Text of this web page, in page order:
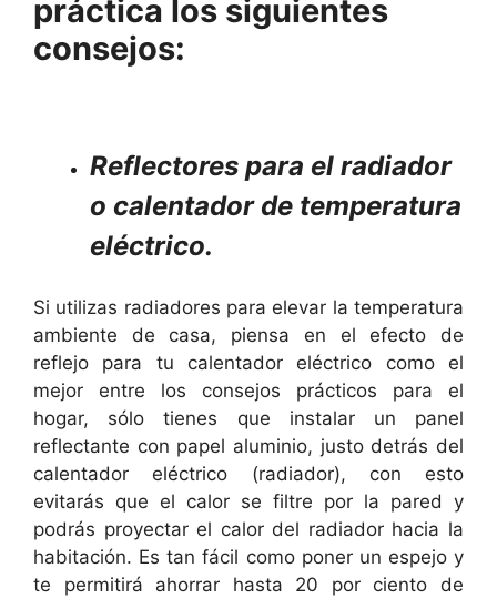
práctica los siguientes
consejos:
Reflectores para el radiador
o calentador de temperatura
eléctrico.
Si utilizas radiadores para elevar la temperatura
ambiente de casa, piensa en el efecto de
reflejo para tu calentador eléctrico como el
mejor entre los consejos prácticos para el
hogar, sólo tienes que instalar un panel
reflectante con papel aluminio, justo detrás del
calentador eléctrico (radiador), con esto
evitarás que el calor se filtre por la pared y
podrás proyectar el calor del radiador hacia la
habitación. Es tan fácil como poner un espejo y
te permitirá ahorrar hasta 20 por ciento de